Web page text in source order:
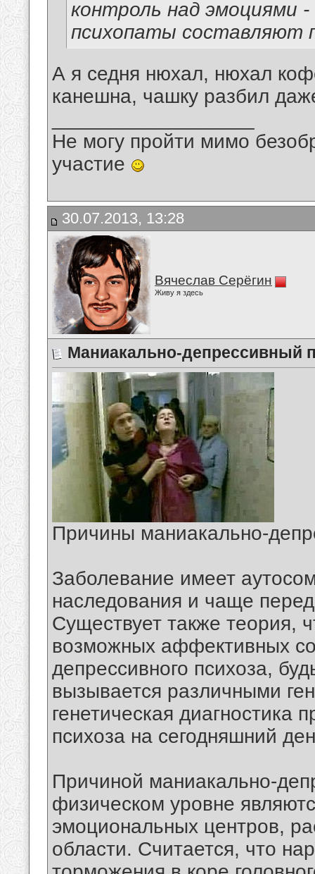
контроль над эмоциями
психопаты составляют
А я седня нюхал, нюхал
канешна, чашку разбил
Не могу пройти мимо
участие
30.07.2013, 13:28
Вячеслав Серёгин
Живу я здесь
Маниакально-депрессивный
Причины маниакально-
Заболевание имеет
наследования и чаще
Существует также теория,
возможных аффективных
депрессивного психоза,
вызывается различными
генетическая диагностика
психоза на сегодняшний
Причиной маниакально-
физическом уровне
эмоциональных центров,
области. Считается, что